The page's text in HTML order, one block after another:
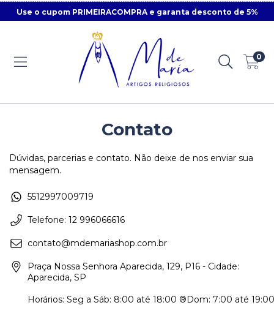
Use o cupom PRIMEIRACOMPRA e garanta desconto de 5%
0
Contato
Dúvidas, parcerias e contato. Não deixe de nos enviar sua
mensagem.
5512997009719
Telefone: 12 996066616
contato@mdemariashop.com.br
Praça Nossa Senhora Aparecida, 129, P16 - Cidade:
Aparecida, SP